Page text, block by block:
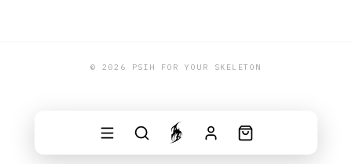
© 2026 PSIH FOR YOUR SKELETON